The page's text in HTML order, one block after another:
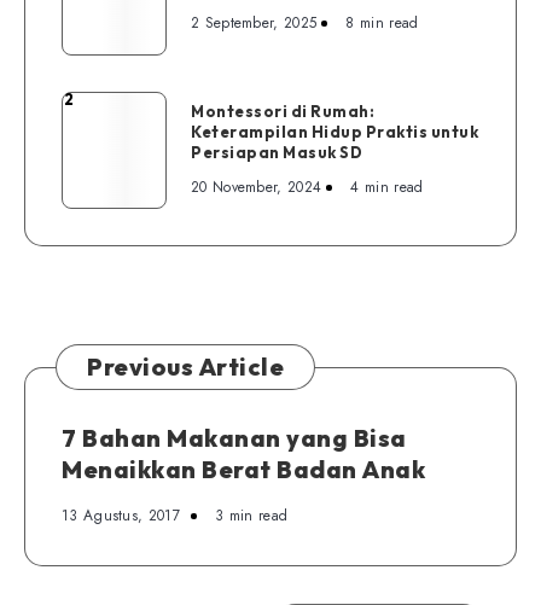
2 September, 2025 8 min read
Montessori
Praktis
SD
2
Montessori di Rumah:
Keterampilan Hidup Praktis untuk
Persiapan Masuk SD
20 November, 2024 4 min read
Previous Article
7 Bahan Makanan yang Bisa
Menaikkan Berat Badan Anak
13 Agustus, 2017 3 min read